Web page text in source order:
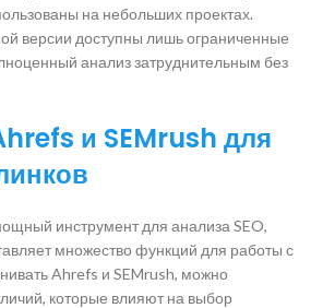
на небольших проектах.
версии доступны лишь ограниченные
анализ затруднительным без
и SEMrush для
инструмент для анализа SEO,
множество функций для работы с
Ahrefs и SEMrush, можно
которые влияют на выбор